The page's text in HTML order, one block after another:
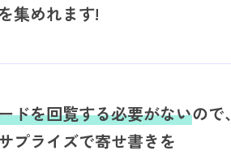
集めれます!
ドを回覧する必要がないので、
プライズで寄せ書きを